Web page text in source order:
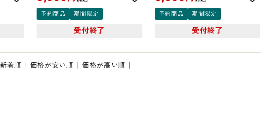
予約商品 期間限定
受付終了
予約商品 期間限定
受付終了
新着順 価格が安い順 価格が高い順